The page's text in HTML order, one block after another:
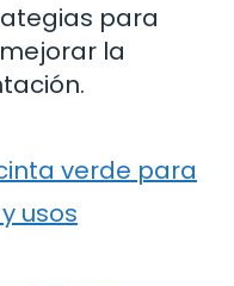
para
la
verde para
usos